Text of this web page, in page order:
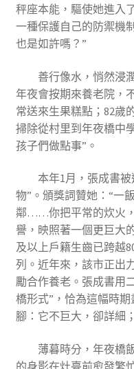
秤座本能，驅使她進入
一種保護自己的防禦機
也是如許嗎？”
善行像水，悄然浸
年夜會按期來養老院，
常送來生果糕點；82歲
掃除從村里到年夜橋中
孩子們做點事”。
本年1月，張成書
物”。頒獎詞贊她：“一
鄰……你把平常的炊火
譽，映照著一個更巨大
及以上戶籍生齒已跨越
列。近年來，該市正出
勵合作養老。張成書用
橋形式”，恰為這幅時
腳：它不巨大，卻詳細
薄暮時分，年夜橋
的身影在灶臺前愈發繁